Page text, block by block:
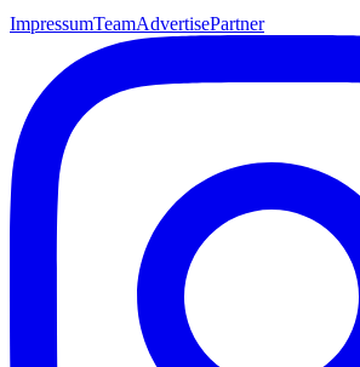
ImpressumTeamAdvertisePartner